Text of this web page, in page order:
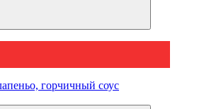
горчичный соус